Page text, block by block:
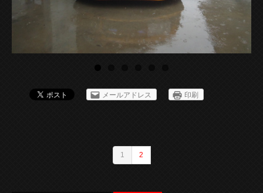
メールアドレス 印刷
1 2